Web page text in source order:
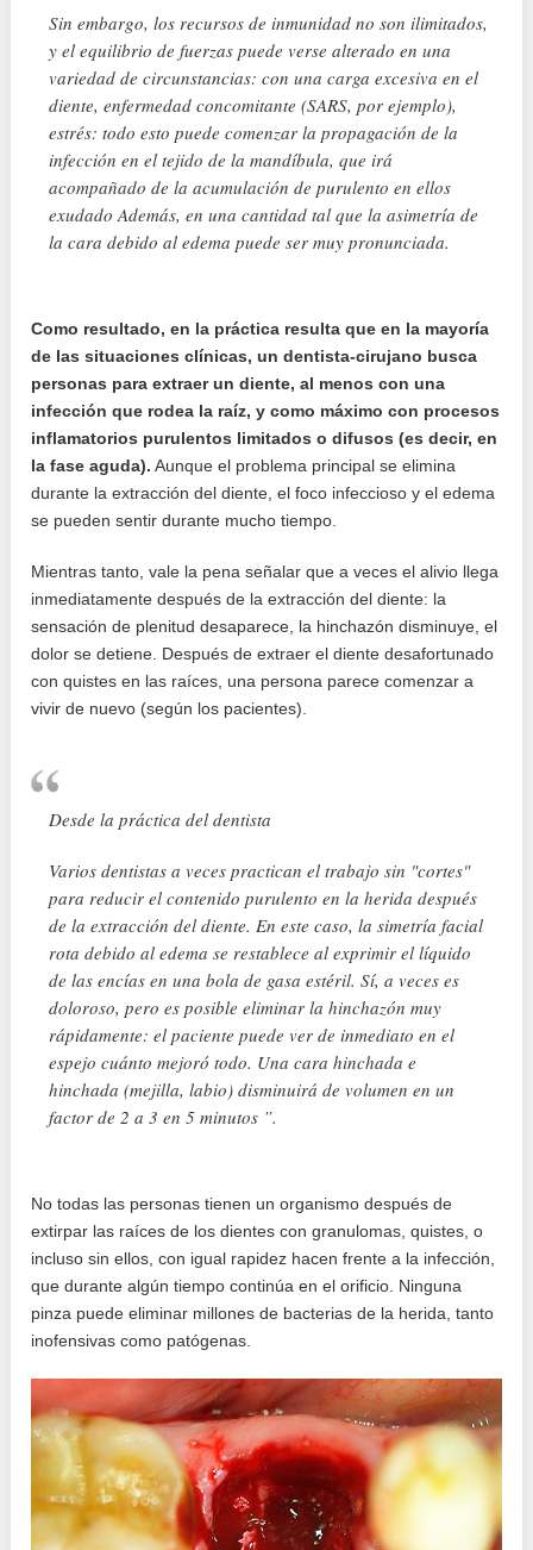
Sin embargo, los recursos de inmunidad no son ilimitados,
y el equilibrio de fuerzas puede verse alterado en una
variedad de circunstancias: con una carga excesiva en el
diente, enfermedad concomitante (SARS, por ejemplo),
estrés: todo esto puede comenzar la propagación de la
infección en el tejido de la mandíbula, que irá
acompañado de la acumulación de purulento en ellos
exudado Además, en una cantidad tal que la asimetría de
la cara debido al edema puede ser muy pronunciada.
Como resultado, en la práctica resulta que en la mayoría
de las situaciones clínicas, un dentista-cirujano busca
personas para extraer un diente, al menos con una
infección que rodea la raíz, y como máximo con procesos
inflamatorios purulentos limitados o difusos (es decir, en
la fase aguda). Aunque el problema principal se elimina
durante la extracción del diente, el foco infeccioso y el edema
se pueden sentir durante mucho tiempo.
Mientras tanto, vale la pena señalar que a veces el alivio llega
inmediatamente después de la extracción del diente: la
sensación de plenitud desaparece, la hinchazón disminuye, el
dolor se detiene. Después de extraer el diente desafortunado
con quistes en las raíces, una persona parece comenzar a
vivir de nuevo (según los pacientes).
Desde la práctica del dentista
Varios dentistas a veces practican el trabajo sin "cortes"
para reducir el contenido purulento en la herida después
de la extracción del diente. En este caso, la simetría facial
rota debido al edema se restablece al exprimir el líquido
de las encías en una bola de gasa estéril. Sí, a veces es
doloroso, pero es posible eliminar la hinchazón muy
rápidamente: el paciente puede ver de inmediato en el
espejo cuánto mejoró todo. Una cara hinchada e
hinchada (mejilla, labio) disminuirá de volumen en un
factor de 2 a 3 en 5 minutos ”.
No todas las personas tienen un organismo después de
extirpar las raíces de los dientes con granulomas, quistes, o
incluso sin ellos, con igual rapidez hacen frente a la infección,
que durante algún tiempo continúa en el orificio. Ninguna
pinza puede eliminar millones de bacterias de la herida, tanto
inofensivas como patógenas.